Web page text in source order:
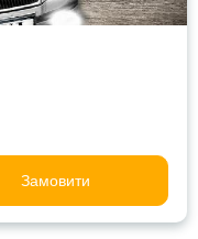
Замовити